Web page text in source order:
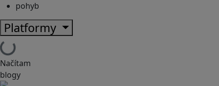
pohyb
Platformy
Načítam
blogy